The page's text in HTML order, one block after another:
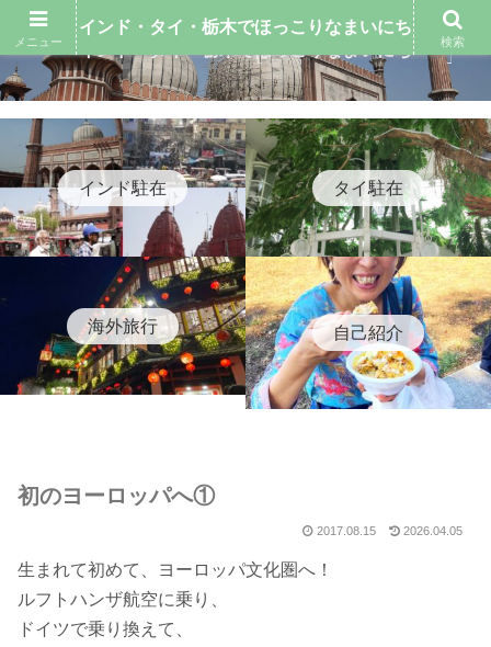
インド駐在 タイ駐在
海外旅行 自己紹介
初のヨーロッパへ①
2017.08.15 2026.04.05
生まれて初めて、ヨーロッパ文化圏へ！
ルフトハンザ航空に乗り、
ドイツで乗り換えて、
メニュー
インド・タイ・栃木でほっこりなまいにち
検索